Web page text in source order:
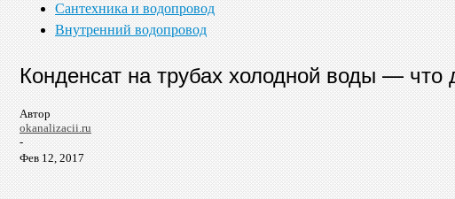
Сантехника и водопровод
Внутренний водопровод
Конденсат на трубах холодной воды — что
Автор
okanalizacii.ru
-
Фев 12, 2017